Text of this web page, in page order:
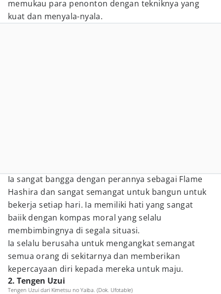
memukau para penonton dengan tekniknya yang
kuat dan menyala-nyala.
Ia sangat bangga dengan perannya sebagai Flame
Hashira dan sangat semangat untuk bangun untuk
bekerja setiap hari. Ia memiliki hati yang sangat
baiik dengan kompas moral yang selalu
membimbingnya di segala situasi.
Ia selalu berusaha untuk mengangkat semangat
semua orang di sekitarnya dan memberikan
kepercayaan diri kepada mereka untuk maju.
2. Tengen Uzui
Tengen Uzui dari Kimetsu no Yaiba. (Dok. Ufotable)